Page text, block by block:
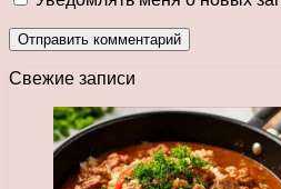
Свежие записи